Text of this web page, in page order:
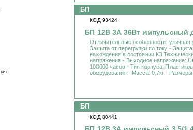
БП
КОД 93424
БП 12В 3А 36Вт импульсный
Отличительные особенности: уличная
Защита от перегрузки по току -
нахождения в состоянии КЗ
напряжения - Выходное напряжение:
100000 часов - Тип корпуса:
оборудования - Масса: 0,7кг -
БП
КОД 80441